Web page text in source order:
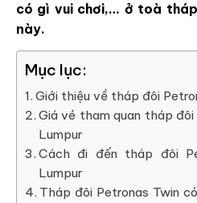
có gì vui chơi,… ở toà
này.
Mục lục:
Giới thiệu về tháp đôi
Giá vé tham quan tháp
Lumpur
Cách đi đến tháp đôi
Lumpur
Tháp đôi Petronas Twin